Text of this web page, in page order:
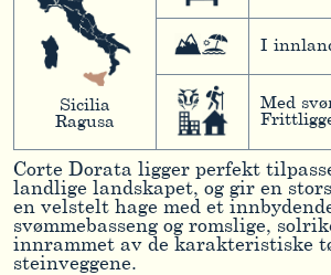
Sicilia
Ragusa
I
Med
Corte Dorata ligger perfekt
landlige landskapet, og gir en
en velstelt hage med et
svømmebasseng og romslige,
innrammet av de karakteristiske
steinveggene.